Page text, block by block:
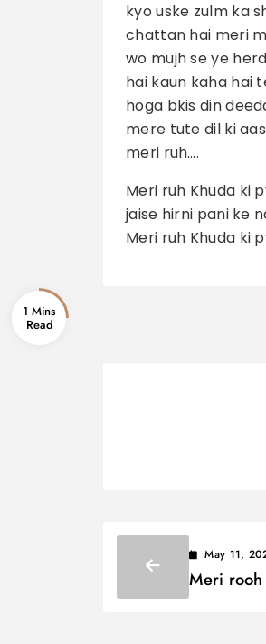
kyo uske zulm ka
chattan hai meri
wo mujh se ye
hai kaun kaha hai
hoga bkis din
mere tute dil ki
meri ruh….
Meri ruh Khuda ki
jaise hirni pani ke
Meri ruh Khuda ki
May 11,
Meri rooh
1 Mins